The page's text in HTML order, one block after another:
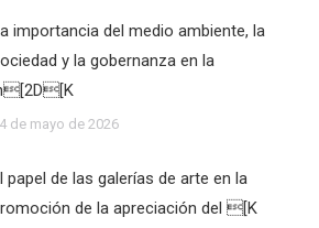
importancia del medio ambiente, la
y la gobernanza en la
de mayo de 2026
papel de las galerías de arte en la
de la apreciación del [K